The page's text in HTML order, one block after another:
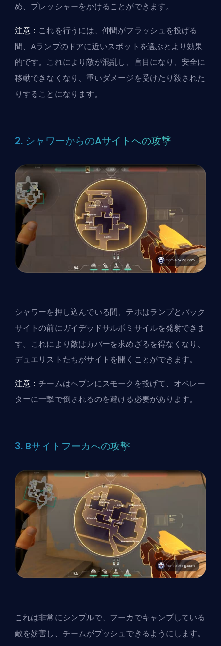
め、プレッシャーをかけることができます。
注意： これを行うには、仲間がフラッシュを投げる
間、Aランプのドアに近いスポットを選ぶとより効果
的です。これにより敵が混乱し、盲目になり、安全に
移動できなくなり、重いダメージを受けたり殺された
りすることになります。
2. シャワーからのAサイトへの攻撃
シャワーを押し込んでいる間、テホはランプとバック
サイトの前にガイデッドサルボミサイルを発射できま
す。これにより敵はカバーを求めざるを得なくなり、
デュエリストたちがサイトを開くことができます。
注意： チームはヘブンにスモークを投げて、オペレー
ターに一撃で倒されるのを避ける必要があります。
3. Bサイトフーカへの攻撃
これは非常にシンプルで、フーカでキャンプしている
敵を妨害し、チームがプッシュできるようにします。